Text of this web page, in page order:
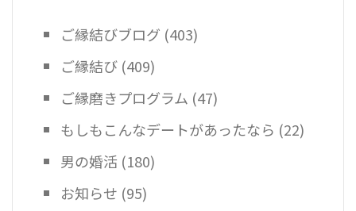
ご縁結びブログ (403)
ご縁結び (409)
ご縁磨きプログラム (47)
もしもこんなデートがあったなら (22)
男の婚活 (180)
お知らせ (95)